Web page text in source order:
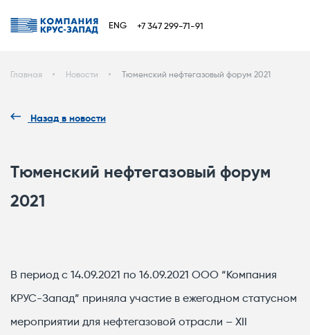
ENG +7 347 299-71-91
Главная Новости Тюменский нефтегазовый форум 2021
Назад в новости
Тюменский нефтегазовый форум
2021
В период с 14.09.2021 по 16.09.2021 ООО “Компания
КРУС-Запад” приняла участие в ежегодном статусном
мероприятии для нефтегазовой отрасли – XII